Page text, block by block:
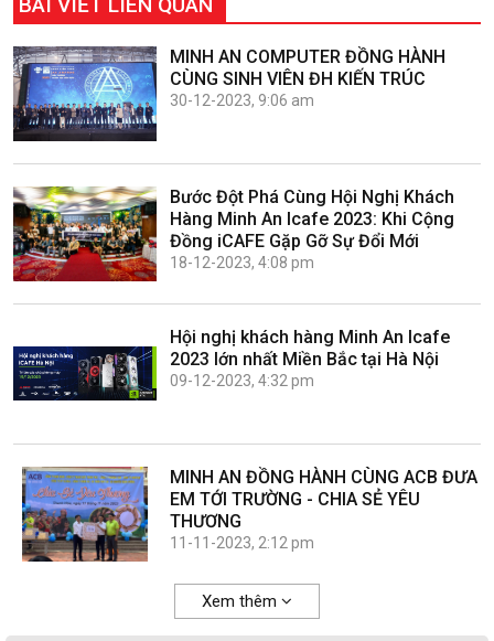
MINH AN COMPUTER ĐỒNG HÀNH
CÙNG SINH VIÊN ĐH KIẾN TRÚC
30-12-2023, 9:06 am
Bước Đột Phá Cùng Hội Nghị Khách
Hàng Minh An Icafe 2023: Khi Cộng
Đồng iCAFE Gặp Gỡ Sự Đổi Mới
18-12-2023, 4:08 pm
Hội nghị khách hàng Minh An Icafe
2023 lớn nhất Miền Bắc tại Hà Nội
09-12-2023, 4:32 pm
MINH AN ĐỒNG HÀNH CÙNG ACB ĐƯA
EM TỚI TRƯỜNG - CHIA SẺ YÊU
THƯƠNG
11-11-2023, 2:12 pm
Xem thêm